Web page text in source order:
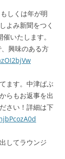
しくは年が明
よみ新聞をつく
いたします。
興味のある方
ます。中津ぱぶ
らもお返事を出
さい！詳細は下
してラウンジ